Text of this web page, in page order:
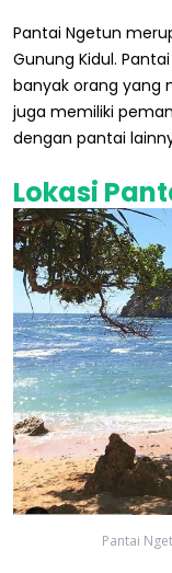
Pantai Ngetun
Gunung Kidul.
banyak orang yang
juga memiliki
dengan pantai
Lokasi
Pantai